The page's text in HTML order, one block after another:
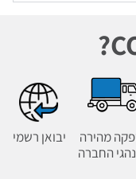
מהירה
החברה
יבואן רשמי